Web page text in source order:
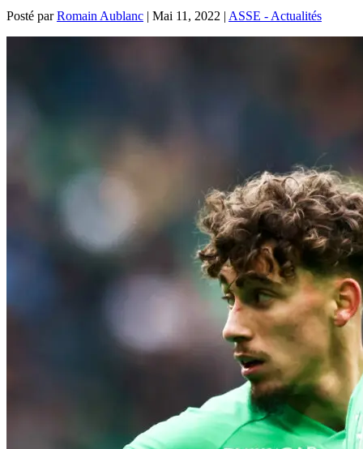
Posté parRomain Aublanc | Mai 11, 2022 | ASSE - Actualités